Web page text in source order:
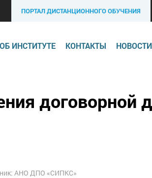
ПОРТАЛ ДИСТАНЦИОННОГО ОБУЧЕНИЯ
ОБ ИНСТИТУТЕ КОНТАКТЫ НОВОСТИ
договорной
АНО ДПО «СИПКС»